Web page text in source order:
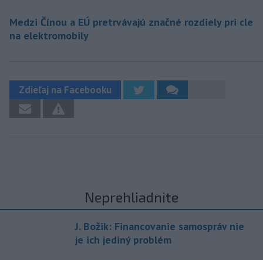
Medzi Čínou a EÚ pretrvávajú značné rozdiely pri cle
na elektromobily
Zdieľaj na Facebooku
Neprehliadnite
J. Božik: Financovanie samospráv nie
je ich jediný problém